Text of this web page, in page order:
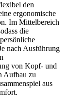
den
ergonomische
Im Mittelbereich
die
nach Ausführung
von Kopf- und
Aufbau zu
aus